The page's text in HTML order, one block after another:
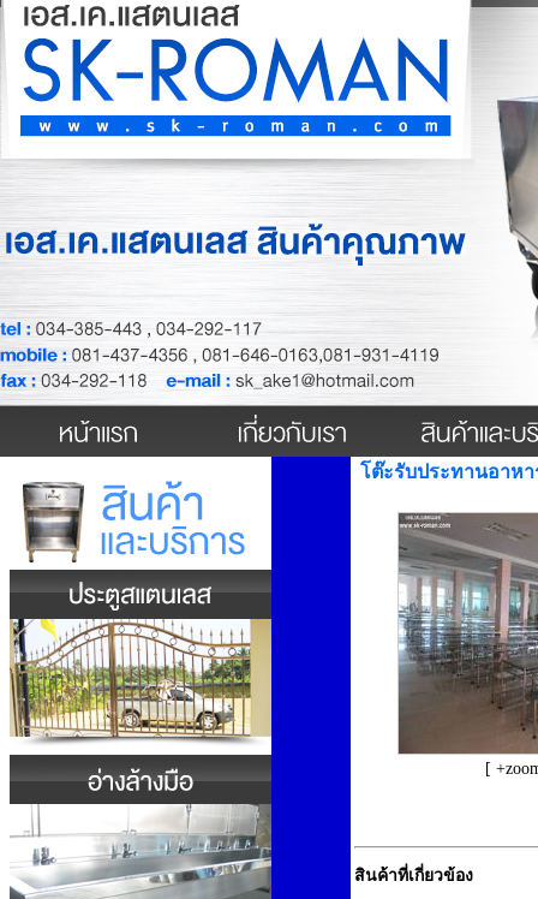
โต๊ะรับประทานอาหา
[
สินค้าที่เกี่ยวข้อง